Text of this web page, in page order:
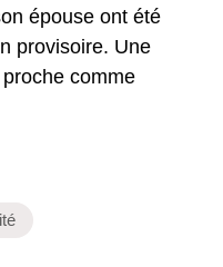
épouse ont été
provisoire. Une
comme